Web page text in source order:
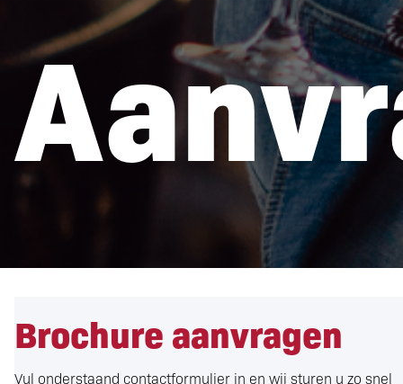
Brochure aanvragen
Vul onderstaand contactformulier in en wij sturen u zo snel